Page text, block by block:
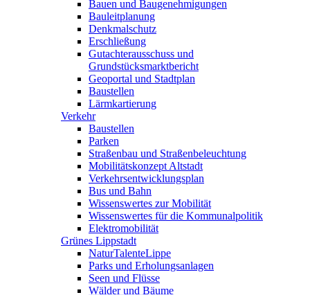
Bauen und Baugenehmigungen
Bauleitplanung
Denkmalschutz
Erschließung
Gutachterausschuss und
Grundstücksmarktbericht
Geoportal und Stadtplan
Baustellen
Lärmkartierung
Verkehr
Baustellen
Parken
Straßenbau und Straßenbeleuchtung
Mobilitätskonzept Altstadt
Verkehrsentwicklungsplan
Bus und Bahn
Wissenswertes zur Mobilität
Wissenswertes für die Kommunalpolitik
Elektromobilität
Grünes Lippstadt
NaturTalenteLippe
Parks und Erholungsanlagen
Seen und Flüsse
Wälder und Bäume